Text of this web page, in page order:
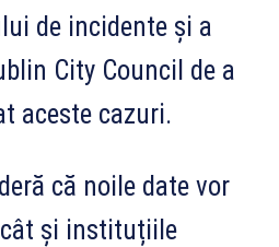
de incidente și a
City Council de a
aceste cazuri.
că noile date vor
și instituțiile